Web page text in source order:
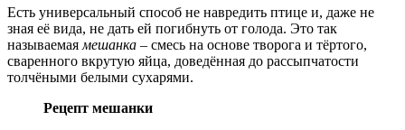
Есть универсальный способ не навредить птице и, даже не
зная её вида, не дать ей погибнуть от голода. Это так
называемая мешанка – смесь на основе творога и тёртого,
сваренного вкрутую яйца, доведённая до рассыпчатости
толчёными белыми сухарями.
Рецепт мешанки